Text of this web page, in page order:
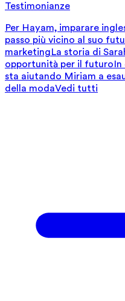
Testimonianze
Per Hayam, imparare
passo più vicino al suo
marketingLa storia di
opportunità per il futuroIn
sta aiutando Miriam a
della modaVedi tutti